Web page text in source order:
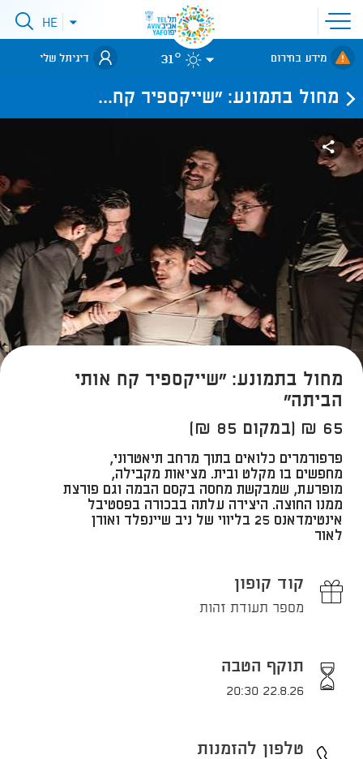
פתיחת
תפריט
אתר
לאתר עיריית
תל-אביב
פתיחתHE
מידע בחירום 31° דיגיתל שלי
מחול בתמונע: "שייקספיר קח...
מחול בתמונע: "שייקספיר קח אותי
הביתה"
65 ₪ (במקום 85 ₪)
פרפורמרים כלואים בתוך מרחב תיאטרוני,
מחפשים בו מקלט ובית. ​מציאות מקבילה,
מופרעת, שמבקשת מחסה בקסם הבמה וגם פורצת
ממנו החוצה. היצירה עלתה בבכורה בפסטיבל
אינטימדאנס 25 בליווי של ניב שיינפלד ואורן
לאור
קוד קופון
מספר תעודת זהות
תוקף הטבה
22.8.26 20:30
טלפון להזמנות